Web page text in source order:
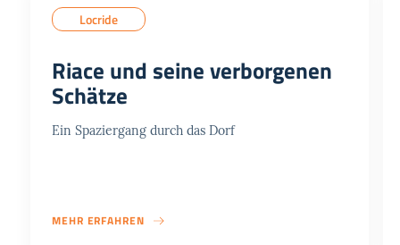
Locride
Riace und seine verborgenen
Schätze
Ein Spaziergang durch das Dorf
MEHR ERFAHREN